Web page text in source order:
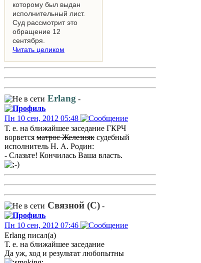
которому был выдан
исполнительный лист.
Суд рассмотрит это
обращение 12
сентября.
Читать целиком
Erlang -
Пн 10 сен, 2012 05:48
Т. е. на ближайшее заседание ГКРЧ
ворвется матрос Железняк судебный
исполнитель Н. А. Родин:
- Слазьте! Кончилась Ваша власть.
Связной (С) -
Пн 10 сен, 2012 07:46
Erlang писал(а)
Т. е. на ближайшее заседание
Да уж, ход и результат любопытны